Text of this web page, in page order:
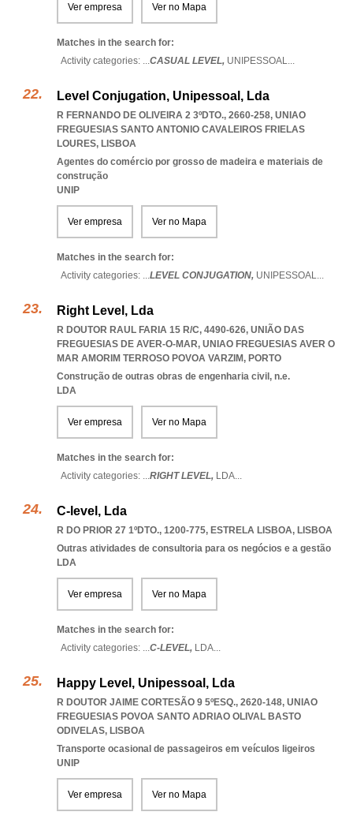
Ver empresa Ver no Mapa
Matches in the search for:
Activity categories: ...CASUAL LEVEL, UNIPESSOAL...
Level Conjugation, Unipessoal, Lda
R FERNANDO DE OLIVEIRA 2 3ºDTO., 2660-258, UNIAO
FREGUESIAS SANTO ANTONIO CAVALEIROS FRIELAS
LOURES, LISBOA
Agentes do comércio por grosso de madeira e materiais de
construção
UNIP
Ver empresa Ver no Mapa
Matches in the search for:
Activity categories: ...LEVEL CONJUGATION, UNIPESSOAL...
Right Level, Lda
R DOUTOR RAUL FARIA 15 R/C, 4490-626, UNIÃO DAS
FREGUESIAS DE AVER-O-MAR, UNIAO FREGUESIAS AVER O
MAR AMORIM TERROSO POVOA VARZIM, PORTO
Construção de outras obras de engenharia civil, n.e.
LDA
Ver empresa Ver no Mapa
Matches in the search for:
Activity categories: ...RIGHT LEVEL, LDA...
C-level, Lda
R DO PRIOR 27 1ºDTO., 1200-775, ESTRELA LISBOA, LISBOA
Outras atividades de consultoria para os negócios e a gestão
LDA
Ver empresa Ver no Mapa
Matches in the search for:
Activity categories: ...C-LEVEL, LDA...
Happy Level, Unipessoal, Lda
R DOUTOR JAIME CORTESÃO 9 5ºESQ., 2620-148, UNIAO
FREGUESIAS POVOA SANTO ADRIAO OLIVAL BASTO
ODIVELAS, LISBOA
Transporte ocasional de passageiros em veículos ligeiros
UNIP
Ver empresa Ver no Mapa